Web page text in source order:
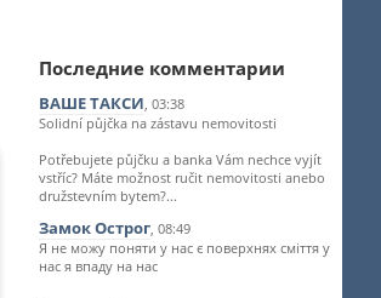
Последние комментарии
ВАШЕ ТАКСИ, 03:38
Solidní půjčka na zástavu nemovitosti
Potřebujete půjčku a banka Vám nechce vyjít
vstříc? Máte možnost ručit nemovitosti anebo
družstevním bytem?...
Замок Острог, 08:49
Я не можу поняти у нас є поверхнях сміття у
нас я впаду на нас